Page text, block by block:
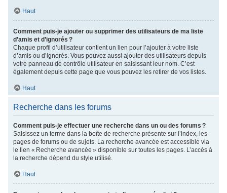
Haut
Comment puis-je ajouter ou supprimer des utilisateurs de ma liste
d’amis et d’ignorés ?
Chaque profil d’utilisateur contient un lien pour l’ajouter à votre liste
d’amis ou d’ignorés. Vous pouvez aussi ajouter des utilisateurs depuis
votre panneau de contrôle utilisateur en saisissant leur nom. C’est
également depuis cette page que vous pouvez les retirer de vos listes.
Haut
Recherche dans les forums
Comment puis-je effectuer une recherche dans un ou des forums ?
Saisissez un terme dans la boîte de recherche présente sur l’index, les
pages de forums ou de sujets. La recherche avancée est accessible via
le lien « Recherche avancée » disponible sur toutes les pages. L’accès à
la recherche dépend du style utilisé.
Haut